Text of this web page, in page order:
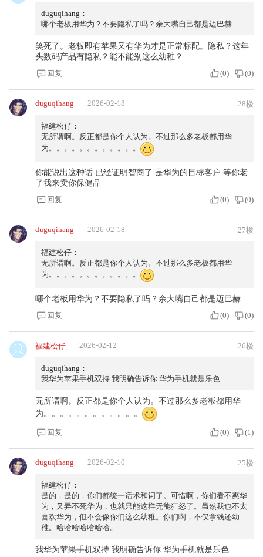
duguqihang：
哪个老板用华为？不要隐私了吗？余大嘴自己都是迈巴赫
笑死了。老板即有苹果又有华为才是正常标配。隐私？这年
头数码产品有隐私？能不能别这么幼稚？
回复
(0) (0)
duguqihang 2026-02-18 28楼
福建松仔：
无所谓啊。反正都是你个人认为。不过那么多老板都用华
为。。。。。。。。。。。。
你能说出这种话 已经证明智商了 是华为的目标客户 等你老
了我来卖你保健品
回复
(0) (0)
duguqihang 2026-02-18 27楼
福建松仔：
无所谓啊。反正都是你个人认为。不过那么多老板都用华
为。。。。。。。。。。。。
哪个老板用华为？不要隐私了吗？余大嘴自己都是迈巴赫
回复
(0) (0)
福建松仔 2026-02-12 26楼
duguqihang：
我华为苹果手机双持 我明确告诉你 华为手机就是乐色
无所谓啊。反正都是你个人认为。不过那么多老板都用华
为。。。。。。。。。。。。
回复 (0) (1 )
duguqihang 2026-02-10 25楼
福建松仔：
是的，是的，你们都统一话术和词了。可惜啊，你们看不爽华
为，又弄不死华为，也就只能这样无能狂怒了。虽然我也不太
喜欢华为，但不会像你们这么幼稚。你们啊，不仅拿钱还幼
稚。哈哈哈哈哈哈哈。
我华为苹果手机双持 我明确告诉你 华为手机就是乐色